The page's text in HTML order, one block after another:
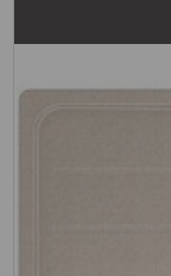
включает
включает